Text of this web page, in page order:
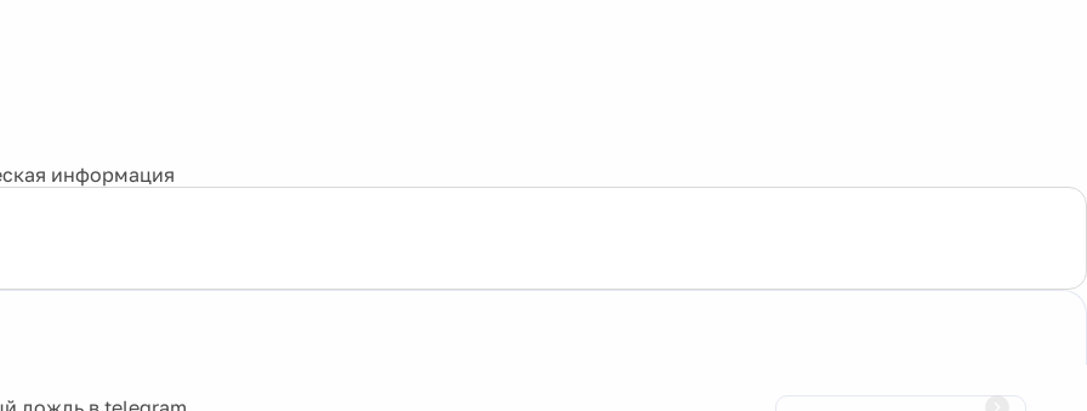
информация